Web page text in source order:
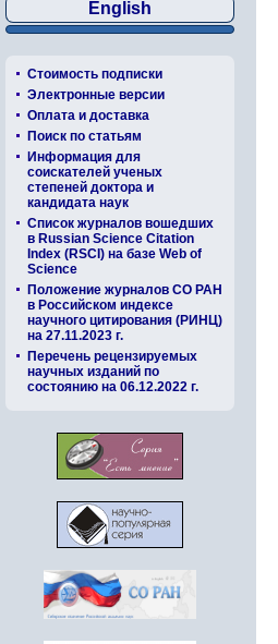
English
Стоимость подписки
Электронные версии
Оплата и доставка
Поиск по статьям
Информация для
соискателей ученых
степеней доктора и
кандидата наук
Список журналов вошедших
в Russian Science Citation
Index (RSCI) на базе Web of
Science
Положение журналов СО РАН
в Российском индексе
научного цитирования (РИНЦ)
на 27.11.2023 г.
Перечень рецензируемых
научных изданий по
состоянию на 06.12.2022 г.